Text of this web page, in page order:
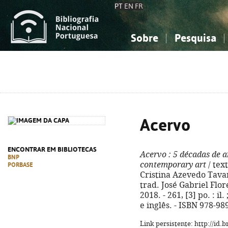
PT EN FR
Sobre Pesquisa
ENCONTRAR EM BIBLIOTECAS
BNP
PORBASE
Acervo
Acervo : 5 décadas de
contemporary art /
Cristina Azevedo
trad. José Gabriel
2018. - 261, [3] po. :
e inglês. - ISBN 978-
Link persistente: http://